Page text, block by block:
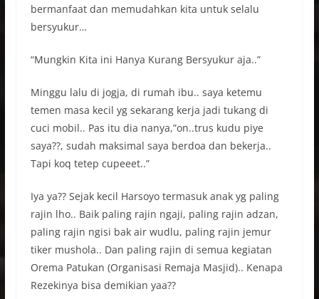
bermanfaat dan memudahkan kita untuk selalu
bersyukur…
“Mungkin Kita ini Hanya Kurang Bersyukur aja..”
Minggu lalu di jogja, di rumah ibu.. saya ketemu
temen masa kecil yg sekarang kerja jadi tukang di
cuci mobil.. Pas itu dia nanya,”on..trus kudu piye
saya??, sudah maksimal saya berdoa dan bekerja..
Tapi koq tetep cupeeet..”
Iya ya?? Sejak kecil Harsoyo termasuk anak yg paling
rajin lho.. Baik paling rajin ngaji, paling rajin adzan,
paling rajin ngisi bak air wudlu, paling rajin jemur
tiker mushola.. Dan paling rajin di semua kegiatan
Orema Patukan (Organisasi Remaja Masjid).. Kenapa
Rezekinya bisa demikian yaa??